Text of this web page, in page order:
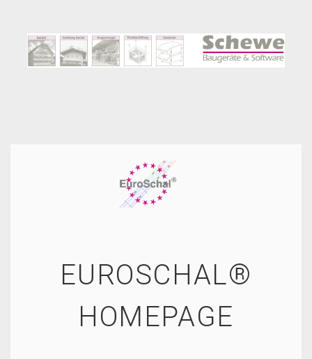
EUROSCHAL®
HOMEPAGE